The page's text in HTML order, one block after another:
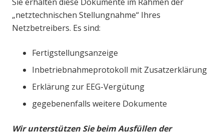
„netztechnischen Stellungnahme“ Ihres
Netzbetreibers. Es sind:
Fertigstellungsanzeige
Inbetriebnahmeprotokoll mit Zusatzerklärung
Erklärung zur EEG-Vergütung
gegebenenfalls weitere Dokumente
Wir unterstützen Sie beim Ausfüllen der